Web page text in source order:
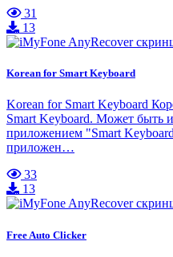
31
13
Korean for Smart Keyboard
Korean for Smart Keyboard
Smart Keyboard. Может быть
приложением "Smart
приложен…
33
13
Free Auto Clicker